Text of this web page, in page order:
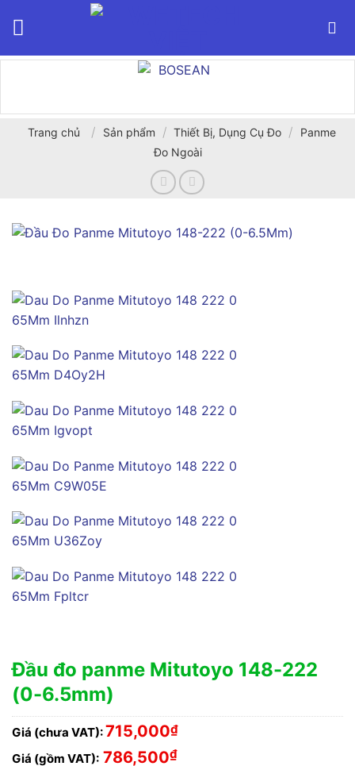
Trang chủ / Sản phẩm / Thiết Bị, Dụng Cụ Đo /
Panme
Đo Ngoài
Đầu đo panme Mitutoyo 148-222
(0-6.5mm)
Giá (chưa VAT):715,000₫
Giá (gồm VAT): 786,500₫